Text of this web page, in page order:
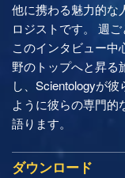
他に携わる魅力的な
ロジストです。 週
このインタビュー中
野のトップへと昇る
し、Scientologyが
ように彼らの専門的
語ります。
ダウンロード